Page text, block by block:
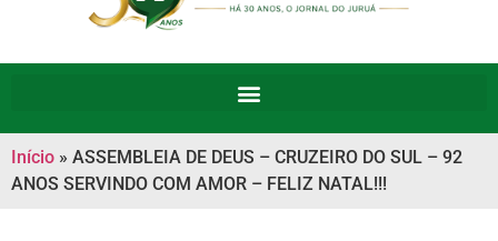
Início » ASSEMBLEIA DE DEUS – CRUZEIRO DO SUL – 92
ANOS SERVINDO COM AMOR – FELIZ NATAL!!!